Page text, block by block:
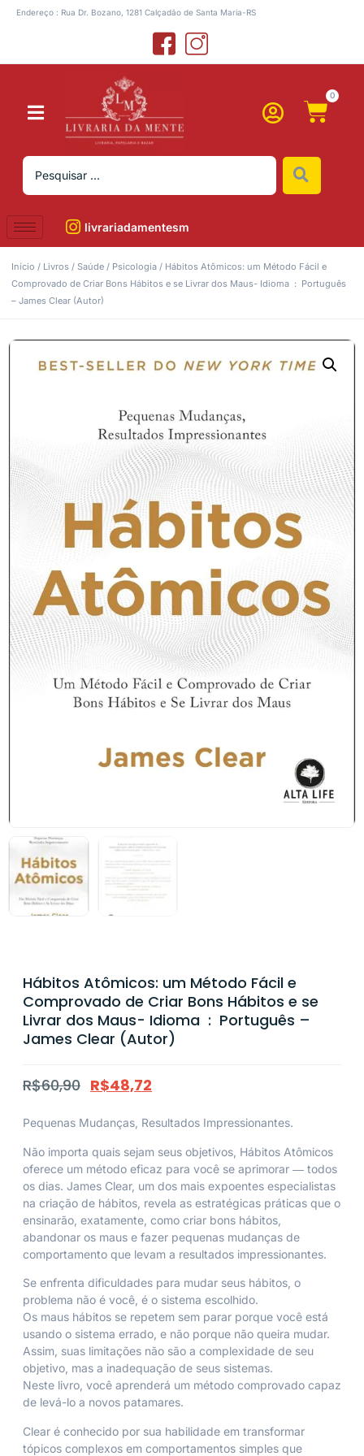
Endereço : Rua Dr. Bozano, 1281 Calçadão de Santa Maria-RS
0
livrariadamentesm
Início / Livros / Saúde / Psicologia / Hábitos Atômicos: um Método Fácil e
Comprovado de Criar Bons Hábitos e se Livrar dos Maus- Idioma ‏ : ‎ Português
– James Clear (Autor)
Hábitos Atômicos: um Método Fácil e
Comprovado de Criar Bons Hábitos e se
Livrar dos Maus- Idioma ‏ : ‎ Português –
James Clear (Autor)
R$60,90 R$48,72
Pequenas Mudanças, Resultados Impressionantes.
Não importa quais sejam seus objetivos, Hábitos Atômicos
oferece um método eficaz para você se aprimorar ― todos
os dias. James Clear, um dos mais expoentes especialistas
na criação de hábitos, revela as estratégicas práticas que o
ensinarão, exatamente, como criar bons hábitos,
abandonar os maus e fazer pequenas mudanças de
comportamento que levam a resultados impressionantes.
Se enfrenta dificuldades para mudar seus hábitos, o
problema não é você, é o sistema escolhido.
Os maus hábitos se repetem sem parar porque você está
usando o sistema errado, e não porque não queira mudar.
Assim, suas limitações não são a complexidade de seu
objetivo, mas a inadequação de seus sistemas.
Neste livro, você aprenderá um método comprovado capaz
de levá-lo a novos patamares.
Clear é conhecido por sua habilidade em transformar
tópicos complexos em comportamentos simples que